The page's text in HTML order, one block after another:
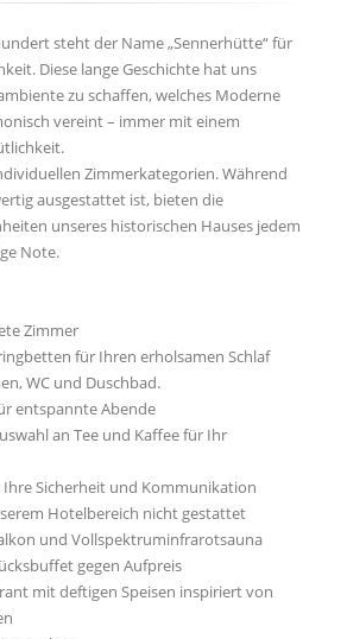
steht der Name „Sennerhütte“ für
Diese lange Geschichte hat uns
zu schaffen, welches Moderne
vereint – immer mit einem
Zimmerkategorien. Während
ausgestattet ist, bieten die
unseres historischen Hauses jedem
Note.
Zimmer
für Ihren erholsamen Schlaf
WC und Duschbad.
entspannte Abende
an Tee und Kaffee für Ihr
Ihre Sicherheit und Kommunikation
Hotelbereich nicht gestattet
und Vollspektruminfrarotsauna
gegen Aufpreis
mit deftigen Speisen inspiriert von